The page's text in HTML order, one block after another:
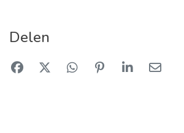
Delen